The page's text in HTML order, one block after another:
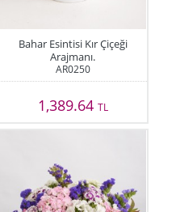
Bahar Esintisi Kır Çiçeği
Arajmanı.
AR0250
1,389.64 TL